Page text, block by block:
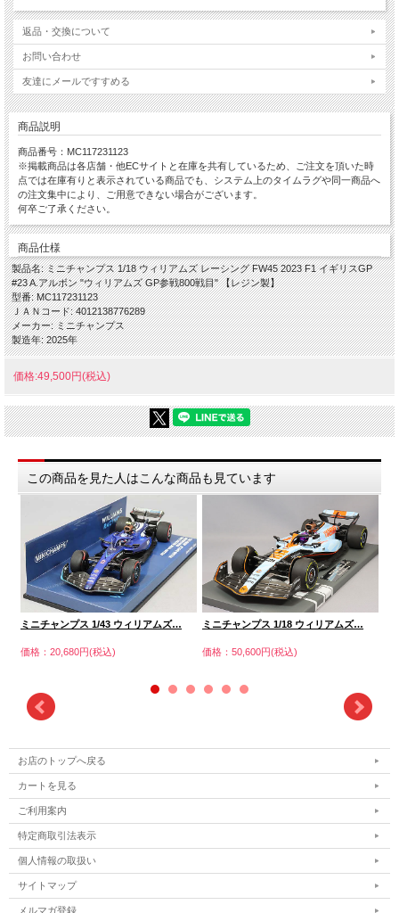
返品・交換について
お問い合わせ
友達にメールですすめる
商品説明
商品番号：MC117231123
※掲載商品は各店舗・他ECサイトと在庫を共有しているため、ご注文を頂いた時
点では在庫有りと表示されている商品でも、システム上のタイムラグや同一商品へ
の注文集中により、ご用意できない場合がございます。
何卒ご了承ください。
商品仕様
製品名: ミニチャンプス 1/18 ウィリアムズ レーシング FW45 2023 F1 イギリスGP
#23 A.アルボン "ウィリアムズ GP参戦800戦目" 【レジン製】
型番: MC117231123
ＪＡＮコード: 4012138776289
メーカー: ミニチャンプス
製造年: 2025年
価格:49,500円(税込)
この商品を見た人はこんな商品も見ています
ミニチャンプス 1/43 ウィリアムズ…
価格：20,680円(税込)
ミニチャンプス 1/18 ウィリアムズ…
価格：50,600円(税込)
お店のトップへ戻る
カートを見る
ご利用案内
特定商取引法表示
個人情報の取扱い
サイトマップ
メルマガ登録